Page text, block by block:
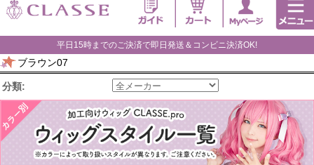
平日15時までのご決済で即日発送＆コンビニ決済OK!
ブラウン07
分類: